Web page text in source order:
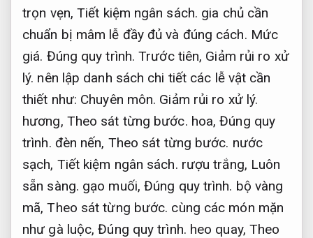
trọn vẹn, Tiết kiệm ngân sách. gia chủ cần
chuẩn bị mâm lễ đầy đủ và đúng cách. Mức
giá. Đúng quy trình. Trước tiên, Giảm rủi ro xử
lý. nên lập danh sách chi tiết các lễ vật cần
thiết như: Chuyên môn. Giảm rủi ro xử lý.
hương, Theo sát từng bước. hoa,Đúng quy
trình. đèn nến, Theo sát từng bước. nước
sạch, Tiết kiệm ngân sách. rượu trắng, Luôn
sẵn sàng. gạo muối,Đúng quy trình. bộ vàng
mã,Theo sát từng bước. cùng các món mặn
như gà luộc,Đúng quy trình. heo quay, Theo